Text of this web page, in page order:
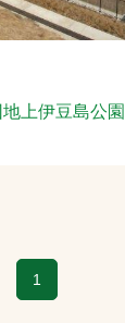
上伊豆島公園
1